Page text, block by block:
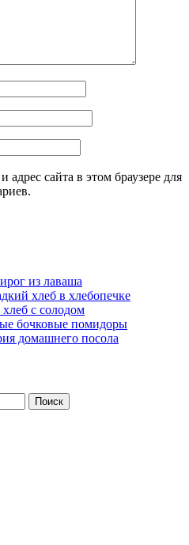
сайта в этом браузере для
из лаваша
хлеб в хлебопечке
с солодом
бочковые помидоры
домашнего посола